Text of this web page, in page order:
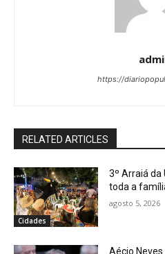
https://
RELATED ARTICLES
Cidades
3º Arraiá da
toda a
agosto 5, 2026
Aécio